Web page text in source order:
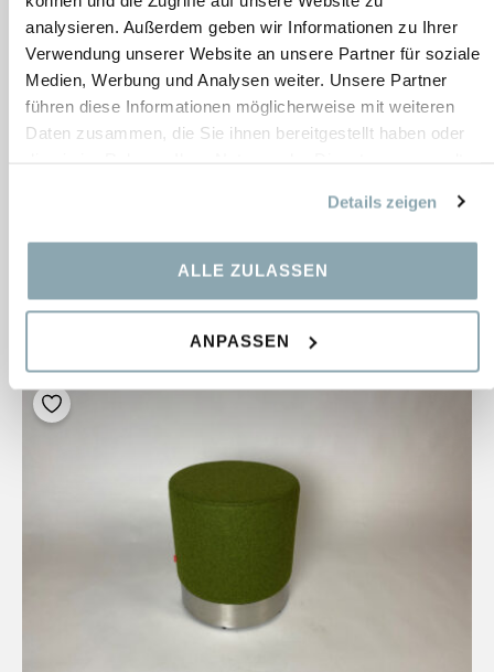
analysieren. Außerdem geben wir Informationen zu Ihrer
Verwendung unserer Website an unsere Partner für soziale
Medien, Werbung und Analysen weiter. Unsere Partner
führen diese Informationen möglicherweise mit weiteren
Daten zusammen, die Sie ihnen bereitgestellt haben oder
Details zeigen
ALLE ZULASSEN
ANPASSEN
Maße:
550 mm
208,29 €